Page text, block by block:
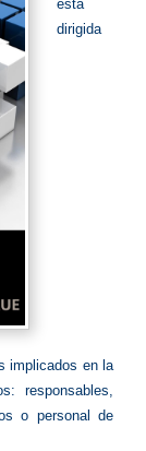
está
dirigida
implicados en la
responsables,
o personal de